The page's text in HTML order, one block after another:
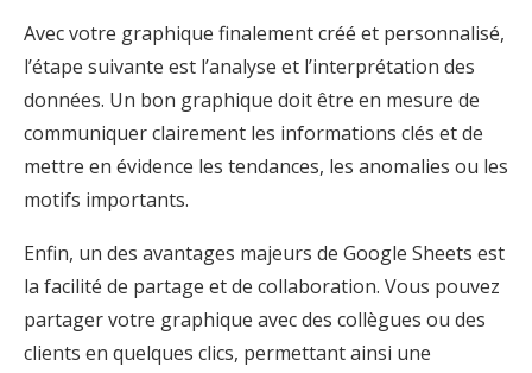
Avec votre graphique finalement créé et personnalisé,
l’étape suivante est l’analyse et l’interprétation des
données. Un bon graphique doit être en mesure de
communiquer clairement les informations clés et de
mettre en évidence les tendances, les anomalies ou les
motifs importants.
Enfin, un des avantages majeurs de Google Sheets est
la facilité de partage et de collaboration. Vous pouvez
partager votre graphique avec des collègues ou des
clients en quelques clics, permettant ainsi une